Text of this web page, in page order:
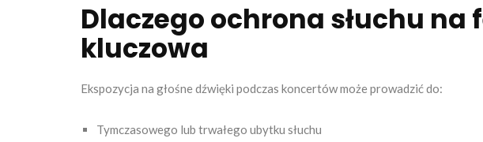
Dlaczego ochrona słuchu
kluczowa
Ekspozycja na głośne dźwięki podczas koncertów może prowadzić do:
Tymczasowego lub trwałego ubytku słuchu